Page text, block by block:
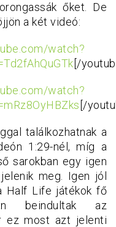
őket. De
a két videó:
watch?
[/
watch?
[/
találkozhatnak a
1:29-nél, míg a
sarokban egy igen
meg. Igen jól
Half Life játékok fő
beindultak az
ez most azt jelenti